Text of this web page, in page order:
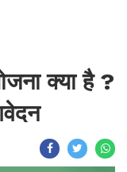
क्या है ?